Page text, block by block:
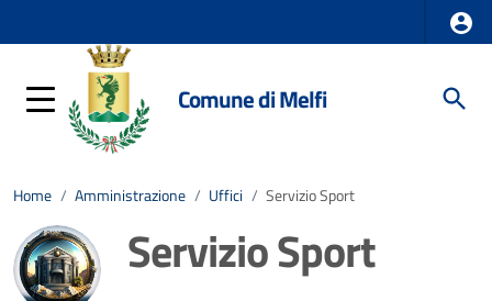
Comune di Melfi
Home / Amministrazione / Uffici / Servizio Sport
Servizio Sport